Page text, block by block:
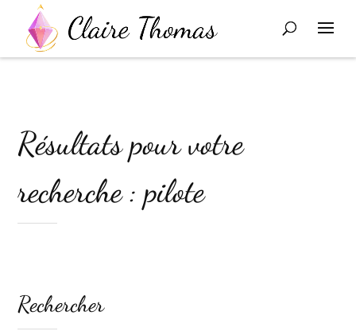
Résultats pour votre
recherche : pilote
Rechercher